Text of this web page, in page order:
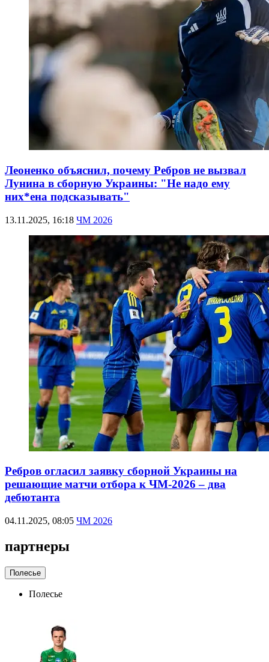
Леоненко объяснил, почему Ребров не вызвал
Лунина в сборную Украины: "Не надо ему
них*ена подсказывать"
13.11.2025, 16:18 ЧМ 2026
Ребров огласил заявку сборной Украины на
решающие матчи отбора к ЧМ-2026 – два
дебютанта
04.11.2025, 08:05 ЧМ 2026
партнеры
Полесье
Полесье